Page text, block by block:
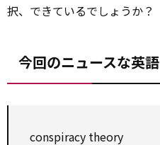
択、できているでしょうか？
今回のニュースな英語
conspiracy theory